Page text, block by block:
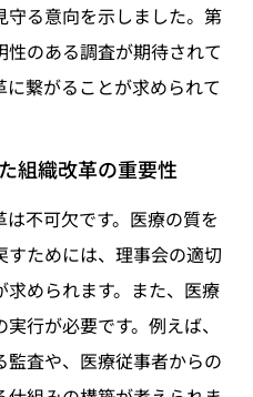
る意向を示しました。第
のある調査が期待されて
繋がることが求められて
組織改革の重要性
不可欠です。医療の質を
ためには、理事会の適切
められます。また、医療
行が必要です。例えば、
査や、医療従事者からの